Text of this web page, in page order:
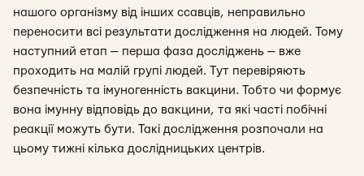
нашого організму від інших ссавців, неправильно
переносити всі результати дослідження на людей. Тому
наступний етап — перша фаза досліджень — вже
проходить на малій групі людей. Тут перевіряють
безпечність та імуногенність вакцини. Тобто чи формує
вона імунну відповідь до вакцини, та які часті побічні
реакції можуть бути. Такі дослідження розпочали на
цьому тижні кілька дослідницьких центрів.